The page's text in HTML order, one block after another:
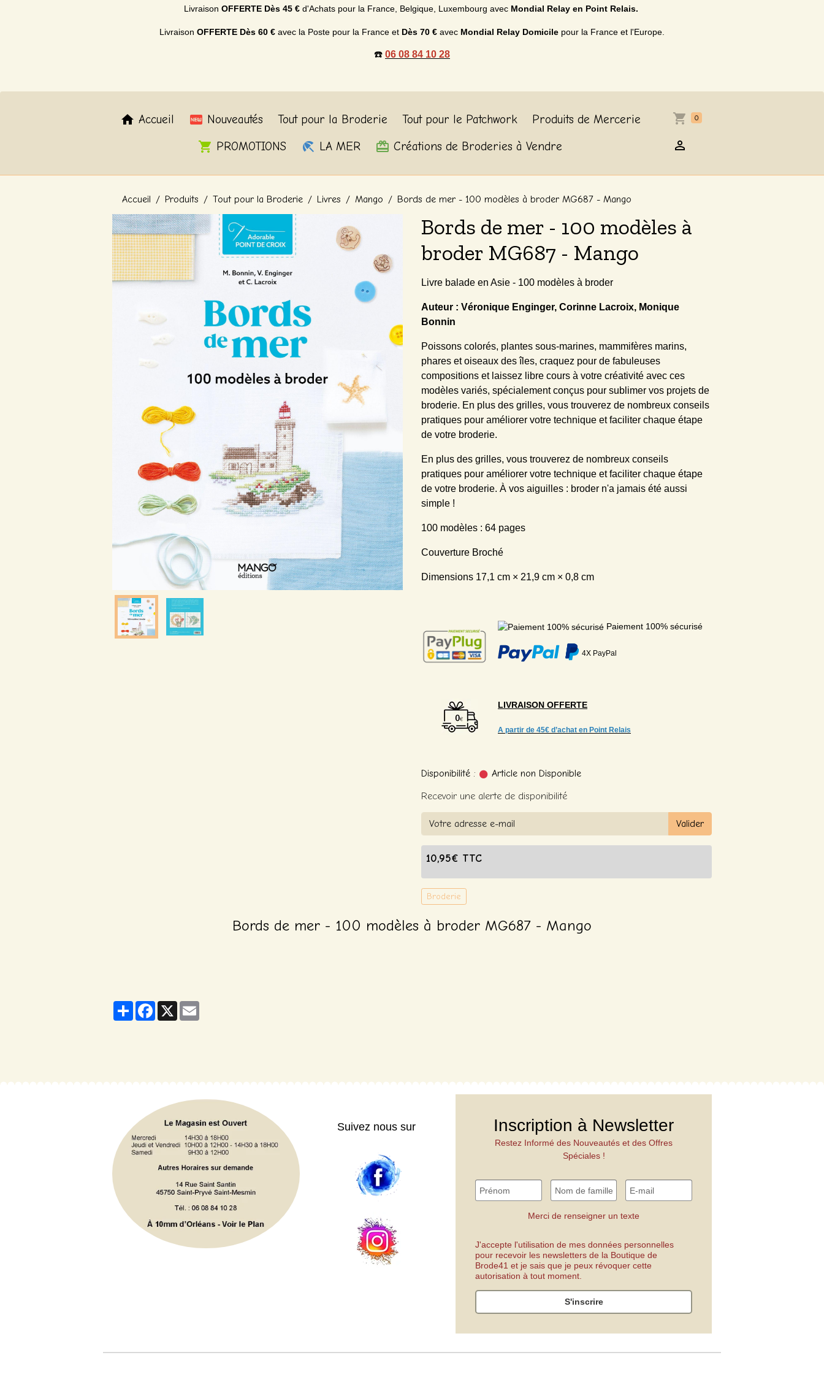
Livraison OFFERTE Dès 45 €d'Achats pour la France, Belgique, Luxembourg avec Mondial Relay en Point Relais.
Livraison OFFERTE Dès 60 € avec la Poste pour la France et Dès 70 € avec Mondial Relay Domicile pour la France et l'Europe.
☎️ 06 08 84 10 28
Accueil Nouveautés Tout pour la Broderie Tout pour le Patchwork
Produits de Mercerie
PROMOTIONS
LA MER Créations de Broderies à Vendre
0
Accueil Produits Tout pour la Broderie Livres Mango Bords de mer - 100 modèles à broder MG687 - Mango
Bords de mer - 100 modèles à
broder MG687 - Mango
Livre balade en Asie - 100 modèles à broder
Auteur : Véronique Enginger, Corinne Lacroix, Monique
Bonnin
Poissons colorés, plantes sous-marines, mammifères marins,
phares et oiseaux des îles, craquez pour de fabuleuses
compositions et laissez libre cours à votre créativité avec ces
modèles variés, spécialement conçus pour sublimer vos projets de
broderie. En plus des grilles, vous trouverez de nombreux conseils
pratiques pour améliorer votre technique et faciliter chaque étape
de votre broderie.
En plus des grilles, vous trouverez de nombreux conseils
pratiques pour améliorer votre technique et faciliter chaque étape
de votre broderie. À vos aiguilles : broder n'a jamais été aussi
simple !
100 modèles : 64 pages
Couverture Broché
Dimensions 17,1 cm × 21,9 cm × 0,8 cm
Paiement 100% sécurisé
4X PayPal
LIVRAISON OFFERTE
A partir de 45€ d’achat en Point Relais
Disponibilité : Article non Disponible
Recevoir une alerte de disponibilité
Valider
10,95€ TTC
Broderie
Bords de mer - 100 modèles à broder MG687 - Mango
PartagerFacebook
X
Suivez nous sur Inscription à Newsletter
Restez Informé des Nouveautés et des Offres
Spéciales !
Merci de renseigner un texte
J'accepte l'utilisation de mes données personnelles
pour recevoir les newsletters de la Boutique de
Brode41 et je sais que je peux révoquer cette
autorisation à tout moment.
S'inscrire